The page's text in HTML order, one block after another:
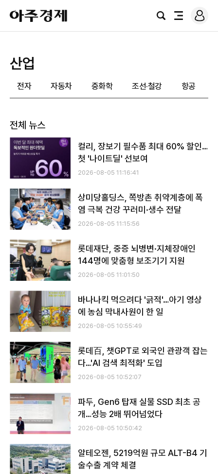
아
주
경
검
전
로
그
산업
전자 자동차 중화학 조선·철강 항공
전체 뉴스
컬리, 장보기 필수품 최대 60% 할인…
첫 '나이트딜' 선보여
2026-08-05 11:16:41
상미당홀딩스, 쪽방촌 취약계층에 폭
염 극복 건강 꾸러미·생수 전달
2026-08-05 11:15:56
롯데재단, 중증 뇌병변·지체장애인
144명에 맞춤형 보조기기 지원
2026-08-05 11:01:50
바나나킥 먹으려다 '긁적'…아기 영상
에 농심 막내사원이 한 일
2026-08-05 10:55:49
롯데百, 챗GPT로 외국인 관광객 잡는
다…'AI 검색 최적화' 도입
2026-08-05 10:52:07
파두, Gen6 탑재 실물 SSD 최초 공
개…성능 2배 뛰어넘었다
2026-08-05 10:50:42
알테오젠, 5219억원 규모 ALT-B4 기
술수출 계약 체결